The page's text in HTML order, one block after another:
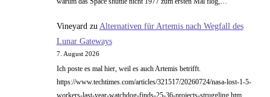
Vineyard zu Alternativen für Artemis nach Wegfall des
Lunar Gateways
7. August 2026
Ich poste es mal hier, weil es auch Artemis betrifft.
https://www.techtimes.com/articles/321517/20260724/nasa-lost-1-5-
workers-last-year-watchdog-finds-25-36-projects-struggling.htm